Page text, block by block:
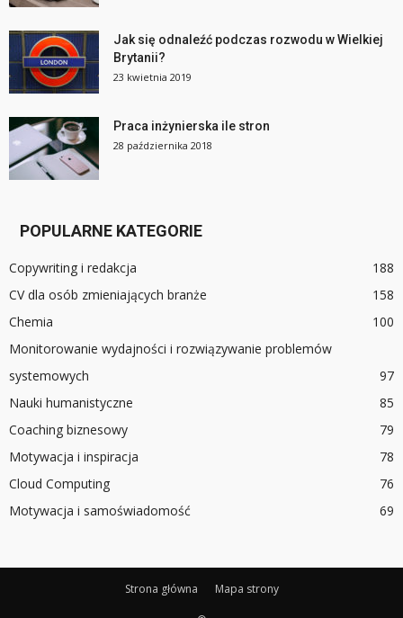
Jak się odnaleźć podczas rozwodu w Wielkiej
Brytanii?
23 kwietnia 2019
Praca inżynierska ile stron
28 października 2018
POPULARNE KATEGORIE
Copywriting i redakcja
188
CV dla osób zmieniających branże
158
Chemia
100
Monitorowanie wydajności i rozwiązywanie problemów
systemowych
97
Nauki humanistyczne
85
Coaching biznesowy
79
Motywacja i inspiracja
78
Cloud Computing
76
Motywacja i samoświadomość
69
Strona główna Mapa strony